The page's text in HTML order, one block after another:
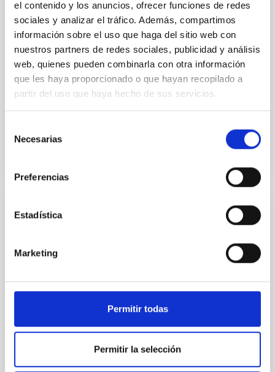
el contenido y los anuncios, ofrecer funciones de redes
sociales y analizar el tráfico. Además, compartimos
información sobre el uso que haga del sitio web con
nuestros partners de redes sociales, publicidad y análisis
web, quienes pueden combinarla con otra información
que les haya proporcionado o que hayan recopilado a
partir del uso que haya hecho de sus servicios.
Necesarias
Preferencias
Estadística
Marketing
Permitir todas
Permitir la selección
InvestigaciónAstronómica Hemisferio Sur.
Ampliar los objetivos de la colaboración para permitir
que los experimentos de campo LGS-AO sean
realizados en el telescopio WHT de La Palma en
colaboración científica con el equipo de sistemas de
Fecha en vigor 01/02/2017-31/12/2020
Adenda al Convenio de colaboración entre
La Caixa para el programa internacional de
Becas de Doctorado
El objeto es la adhesión de la Fundación CajaCanarias
2013 con la finalidad de colaborar conjuntamente en
Fecha en vigor 29/07/2015-31/12/2016
No vigente